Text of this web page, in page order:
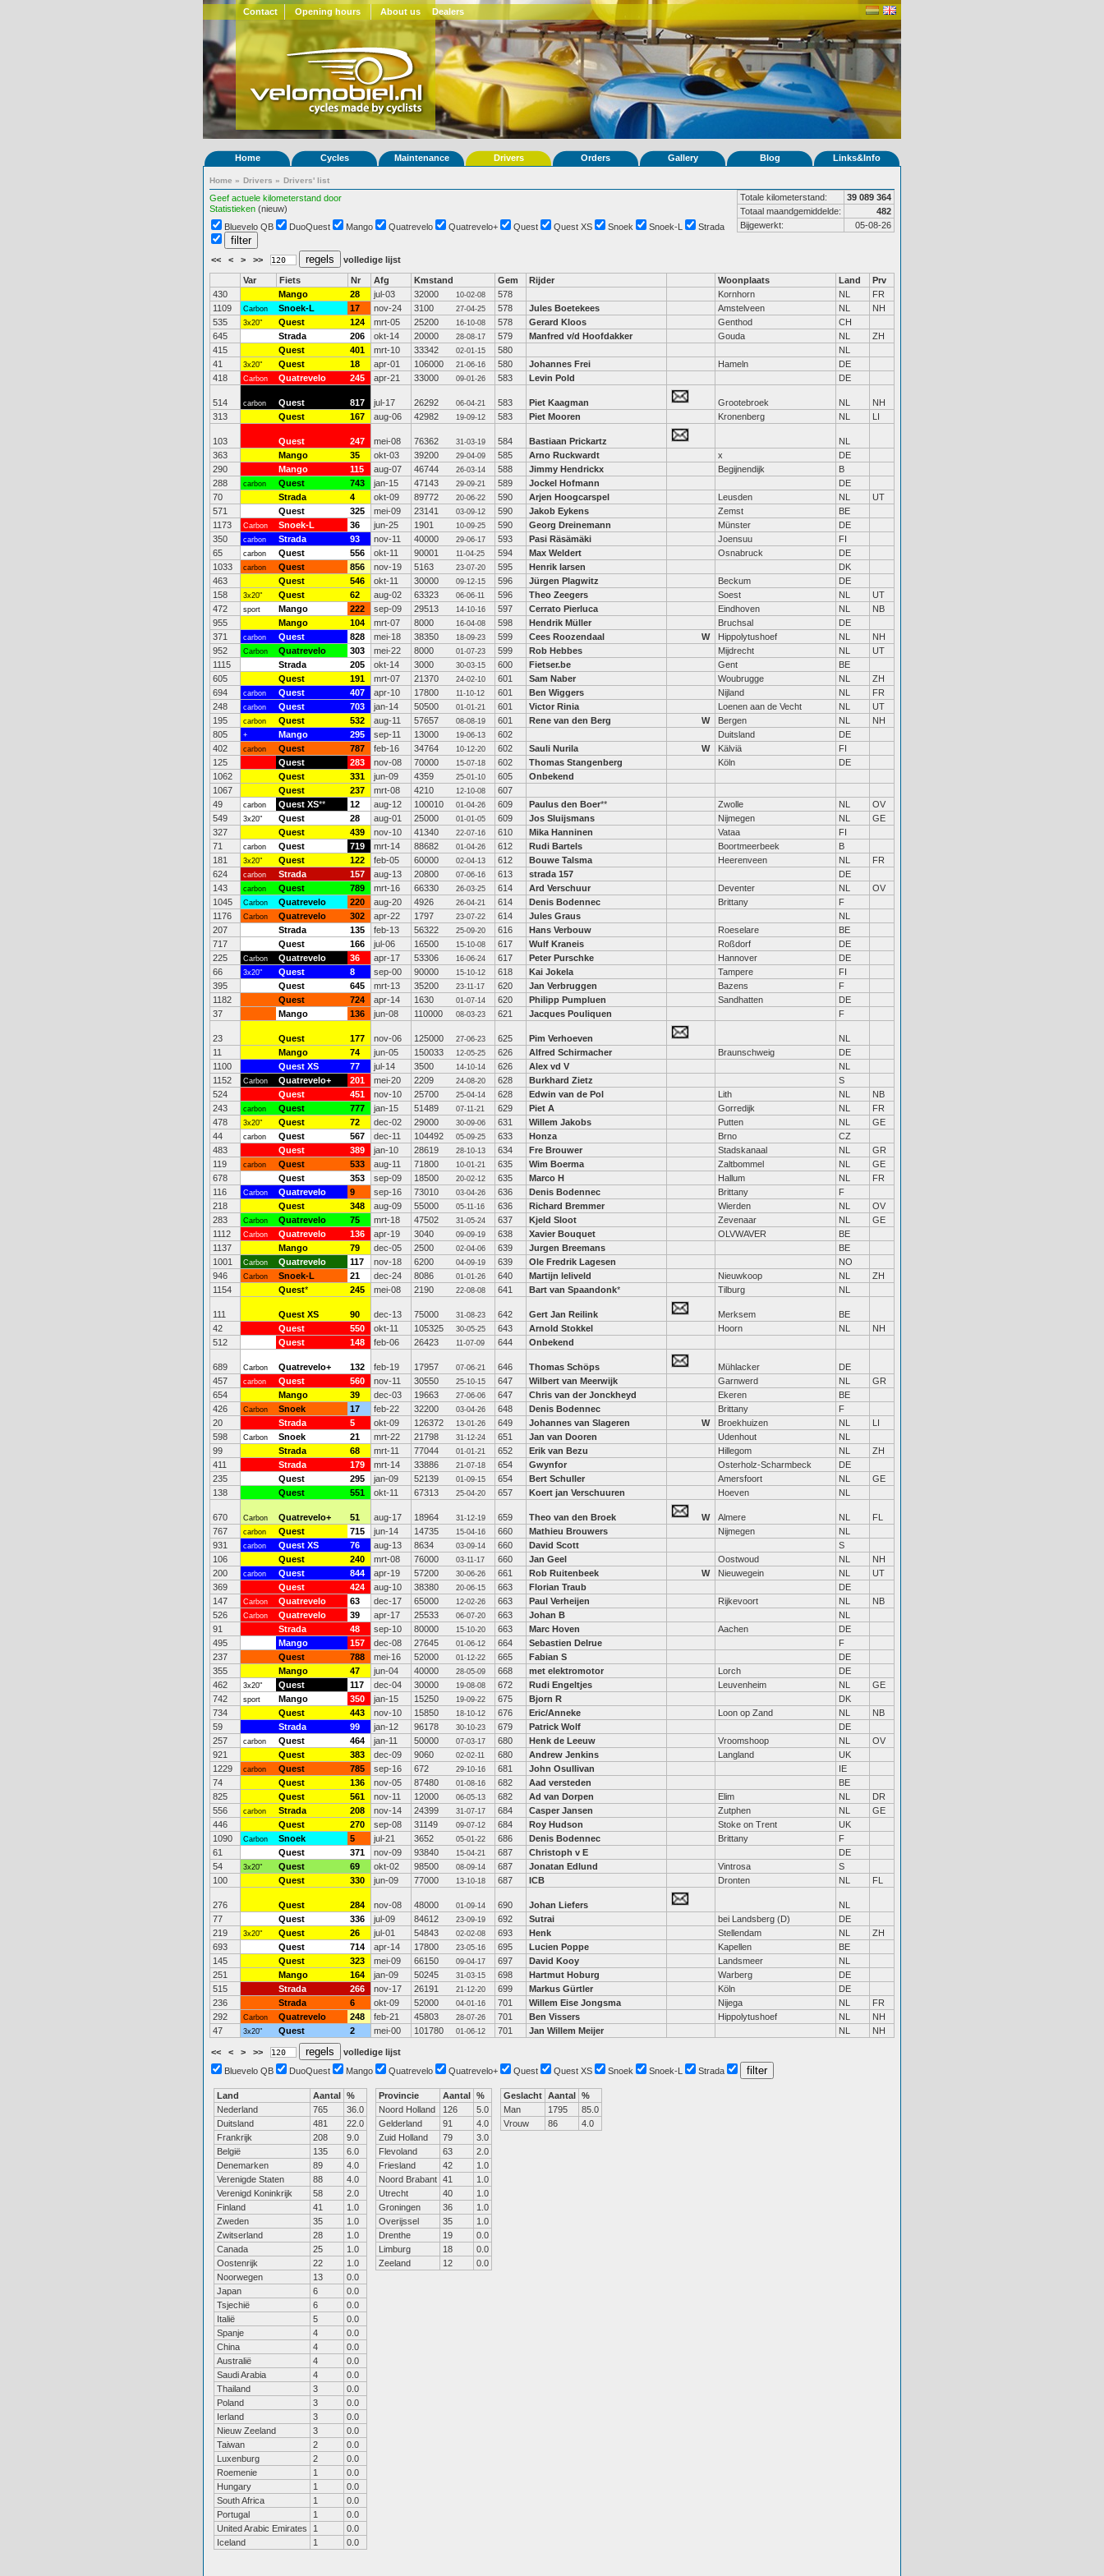
Contact Opening hours About us Dealers
Home Cycles Maintenance Drivers Orders Gallery Blog Links&Info
Home » Drivers » Drivers' list
Geef actuele kilometerstand door
Statistieken (nieuw)
Totale kilometerstand:
39 089 364
Totaal maandgemiddelde:
482
Bijgewerkt:
05-08-26
Bluevelo QB DuoQuest Mango Quatrevelo Quatrevelo+ Quest Quest XS Snoek Snoek-L Strada
<< < > >> volledige lijst
Var Fiets Nr Afg Kmstand Gem Rijder Woonplaats Land
Prv
430
Mango 28 jul-03 32000 10-02-08 578 Kornhorn NL
FR
1109
Carbon Snoek-L 17 nov-24 3100 27-04-25 578 Jules Boetekees Amstelveen NL
NH
535
3x20" Quest 124 mrt-05 25200 16-10-08 578 Gerard Kloos Genthod
CH
645
Strada 206 okt-14 20000 28-08-17 579 Manfred v/d Hoofdakker Gouda NL
ZH
415
Quest 401 mrt-10 33342 02-01-15 580
NL
41
3x20" Quest 18 apr-01 106000 21-06-16 580 Johannes Frei Hameln
DE
418
Carbon Quatrevelo 245 apr-21 33000 09-01-26 583 Levin Pold DE
514 carbon Quest 817 jul-17 26292 06-04-21 583 Piet Kaagman Grootebroek NL
NH
313
Quest 167 aug-06 42982 19-09-12 583 Piet Mooren Kronenberg NL LI
103 Quest 247 mei-08 76362 31-03-19 584 Bastiaan Prickartz
NL
363
Mango 35 okt-03 39200 29-04-09 585 Arno Ruckwardt x
DE
290
Mango 115 aug-07 46744 26-03-14 588 Jimmy Hendrickx Begijnendijk
B
288
carbon Quest 743 jan-15 47143 29-09-21 589 Jockel Hofmann
DE
70
Strada 4 okt-09 89772 20-06-22 590 Arjen Hoogcarspel Leusden NL
UT
571
Quest 325 mei-09 23141 03-09-12 590 Jakob Eykens Zemst
BE
1173
Carbon Snoek-L 36 jun-25 1901 10-09-25 590 Georg Dreinemann Münster
DE
350
carbon Strada 93 nov-11 40000 29-06-17 593 Pasi Räsämäki Joensuu
FI
65
carbon Quest 556 okt-11 90001 11-04-25 594 Max Weldert Osnabruck
DE
1033
carbon Quest 856 nov-19 5163 23-07-20 595 Henrik larsen
DK
463
Quest 546 okt-11 30000 09-12-15 596 Jürgen Plagwitz Beckum
DE
158
3x20" Quest 62 aug-02 63323 06-06-11 596 Theo Zeegers Soest NL
UT
472
sport Mango 222 sep-09 29513 14-10-16 597 Cerrato Pierluca Eindhoven NL
NB
955
Mango 104 mrt-07 8000 16-04-08 598 Hendrik Müller Bruchsal
DE
371
carbon Quest 828 mei-18 38350 18-09-23 599 Cees Roozendaal W Hippolytushoef NL
NH
952
Carbon Quatrevelo 303 mei-22 8000 01-07-23 599 Rob Hebbes Mijdrecht NL
UT
1115
Strada 205 okt-14 3000 30-03-15 600 Fietser.be Gent
BE
605
Quest 191 mrt-07 21370 24-02-10 601 Sam Naber Woubrugge NL
ZH
694
carbon Quest 407 apr-10 17800 11-10-12 601 Ben Wiggers Nijland NL
FR
248
carbon Quest 703 jan-14 50500 01-01-21 601 Victor Rinia Loenen aan de Vecht NL
UT
195
carbon Quest 532 aug-11 57657 08-08-19 601 Rene van den Berg W Bergen NL
NH
805
+ Mango 295 sep-11 13000 19-06-13 602 Duitsland
DE
402
carbon Quest 787 feb-16 34764 10-12-20 602 Sauli Nurila W Kälviä
FI
125
Quest 283 nov-08 70000 15-07-18 602 Thomas Stangenberg Köln
DE
1062
Quest 331 jun-09 4359 25-01-10 605
Onbekend
1067
Quest 237 mrt-08 4210 12-10-08
607
49
carbon Quest XS** 12 aug-12 100010 01-04-26 609 Paulus den Boer** Zwolle NL
OV
549
3x20" Quest 28 aug-01 25000 01-01-05 609 Jos Sluijsmans Nijmegen NL
GE
327
Quest 439 nov-10 41340 22-07-16 610 Mika Hanninen Vataa
FI
71
carbon Quest 719 mrt-14 88682 01-04-26 612 Rudi Bartels Boortmeerbeek
B
181
3x20" Quest 122 feb-05 60000 02-04-13 612 Bouwe Talsma Heerenveen NL
FR
624
carbon Strada 157 aug-13 20800 07-06-16 613 strada 157
DE
143
carbon Quest 789 mrt-16 66330 26-03-25 614 Ard Verschuur Deventer NL
OV
1045
Carbon Quatrevelo 220 aug-20 4926 26-04-21 614 Denis Bodennec Brittany
F
1176
Carbon Quatrevelo 302 apr-22 1797 23-07-22 614 Jules Graus
NL
207
Strada 135 feb-13 56322 25-09-20 616 Hans Verbouw Roeselare
BE
717
Quest 166 jul-06 16500 15-10-08 617 Wulf Kraneis Roßdorf
DE
225
Carbon Quatrevelo 36 apr-17 53306 16-06-24 617 Peter Purschke Hannover
DE
66
3x20" Quest 8 sep-00 90000 15-10-12 618 Kai Jokela Tampere
FI
395
Quest 645 mrt-13 35200 23-11-17 620 Jan Verbruggen Bazens
F
1182
Quest 724 apr-14 1630 01-07-14 620 Philipp Pumpluen Sandhatten
DE
37
Mango 136 jun-08 110000 08-03-23 621 Jacques Pouliquen F
23 Quest 177 nov-06 125000 27-06-23 625 Pim Verhoeven
NL
11
Mango 74 jun-05 150033 12-05-25 626 Alfred Schirmacher Braunschweig
DE
1100
Quest XS 77 jul-14 3500 14-10-14 626 Alex vd V
NL
1152
Carbon Quatrevelo+ 201 mei-20 2209 24-08-20 628 Burkhard Zietz
S
524
Quest 451 nov-10 25700 25-04-14 628 Edwin van de Pol Lith NL
NB
243
carbon Quest 777 jan-15 51489 07-11-21 629 Piet A Gorredijk NL
FR
478
3x20" Quest 72 dec-02 29000 30-09-06 631 Willem Jakobs Putten NL
GE
44
carbon Quest 567 dec-11 104492 05-09-25 633 Honza Brno
CZ
483
Quest 389 jan-10 28619 28-10-13 634 Fre Brouwer Stadskanaal NL
GR
119
carbon Quest 533 aug-11 71800 10-01-21 635 Wim Boerma Zaltbommel NL
GE
678
Quest 353 sep-09 18500 20-02-12 635 Marco H Hallum NL
FR
116
Carbon Quatrevelo 9 sep-16 73010 03-04-26 636 Denis Bodennec Brittany
F
218
Quest 348 aug-09 55000 05-11-16 636 Richard Bremmer Wierden NL
OV
283
Carbon Quatrevelo 75 mrt-18 47502 31-05-24 637 Kjeld Sloot Zevenaar NL
GE
1112
Carbon Quatrevelo 136 apr-19 3040 09-09-19 638 Xavier Bouquet OLVWAVER
BE
1137
Mango 79 dec-05 2500 02-04-06 639 Jurgen Breemans
BE
1001
Carbon Quatrevelo 117 nov-18 6200 04-09-19 639 Ole Fredrik Lagesen
NO
946
Carbon Snoek-L 21 dec-24 8086 01-01-26 640 Martijn leliveld Nieuwkoop NL
ZH
1154
Quest* 245 mei-08 2190 22-08-08 641 Bart van Spaandonk* Tilburg NL
111 Quest XS 90 dec-13 75000 31-08-23 642 Gert Jan Reilink Merksem
BE
42
Quest 550 okt-11 105325 30-05-25 643 Arnold Stokkel Hoorn NL
NH
512
Quest 148 feb-06 26423 11-07-09 644 Onbekend
689 Carbon Quatrevelo+ 132 feb-19 17957 07-06-21 646 Thomas Schöps Mühlacker
DE
457
carbon Quest 560 nov-11 30550 25-10-15 647 Wilbert van Meerwijk Garnwerd NL
GR
654
Mango 39 dec-03 19663 27-06-06 647 Chris van der Jonckheyd Ekeren
BE
426
Carbon Snoek 17 feb-22 32200 03-04-26 648 Denis Bodennec Brittany
F
20
Strada 5 okt-09 126372 13-01-26 649 Johannes van Slageren W Broekhuizen NL
LI
598
Carbon Snoek 21 mrt-22 21798 31-12-24 651 Jan van Dooren Udenhout
NL
99
Strada 68 mrt-11 77044 01-01-21 652 Erik van Bezu Hillegom NL
ZH
411
Strada 179 mrt-14 33886 21-07-18 654 Gwynfor Osterholz-Scharmbeck
DE
235
Quest 295 jan-09 52139 01-09-15 654 Bert Schuller Amersfoort NL
GE
138
Quest 551 okt-11 67313 25-04-20 657 Koert jan Verschuuren Hoeven NL
670 Carbon Quatrevelo+ 51 aug-17 18964 31-12-19 659 Theo van den Broek W Almere NL
FL
767
carbon Quest 715 jun-14 14735 15-04-16 660 Mathieu Brouwers Nijmegen
NL
931
carbon Quest XS 76 aug-13 8634 03-09-14 660 David Scott
S
106
Quest 240 mrt-08 76000 03-11-17 660 Jan Geel Oostwoud NL
NH
200
carbon Quest 844 apr-19 57200 30-06-26 661 Rob Ruitenbeek W Nieuwegein NL
UT
369
Quest 424 aug-10 38380 20-06-15 663 Florian Traub
DE
147
Carbon Quatrevelo 63 dec-17 65000 12-02-26 663 Paul Verheijen Rijkevoort NL
NB
526
Carbon Quatrevelo 39 apr-17 25533 06-07-20 663 Johan B
NL
91
Strada 48 sep-10 80000 15-10-20 663 Marc Hoven Aachen
DE
495
Mango 157 dec-08 27645 01-06-12 664 Sebastien Delrue
F
237
Quest 788 mei-16 52000 01-12-22 665 Fabian S
DE
355
Mango 47 jun-04 40000 28-05-09 668 met elektromotor Lorch
DE
462
3x20" Quest 117 dec-04 30000 19-08-08 672 Rudi Engeltjes Leuvenheim NL
GE
742
sport Mango 350 jan-15 15250 19-09-22 675 Bjorn R
DK
734
Quest 443 nov-10 15850 18-10-12 676 Eric/Anneke Loon op Zand NL
NB
59
Strada 99 jan-12 96178 30-10-23 679 Patrick Wolf
DE
257
carbon Quest 464 jan-11 50000 07-03-17 680 Henk de Leeuw Vroomshoop NL
OV
921
Quest 383 dec-09 9060 02-02-11 680 Andrew Jenkins Langland
UK
1229
carbon Quest 785 sep-16 672 29-10-16 681 John Osullivan
IE
74
Quest 136 nov-05 87480 01-08-16 682 Aad versteden
BE
825
Quest 561 nov-11 12000 06-05-13 682 Ad van Dorpen Elim NL
DR
556
carbon Strada 208 nov-14 24399 31-07-17 684 Casper Jansen Zutphen NL
GE
446
Quest 270 sep-08 31149 09-07-12 684 Roy Hudson Stoke on Trent
UK
1090
Carbon Snoek 5 jul-21 3652 05-01-22 686 Denis Bodennec Brittany
F
61
Quest 371 nov-09 93840 15-04-21 687 Christoph v E
DE
54
3x20" Quest 69 okt-02 98500 08-09-14 687 Jonatan Edlund Vintrosa
S
100
Quest 330 jun-09 77000 13-10-18 687 ICB Dronten NL FL
276 Quest 284 nov-08 48000 01-09-14 690 Johan Liefers
NL
77
Quest 336 jul-09 84612 23-09-19 692 Sutrai bei Landsberg (D)
DE
219
3x20" Quest 26 jul-01 54843 02-02-08 693 Henk Stellendam NL
ZH
693
Quest 714 apr-14 17800 23-05-16 695 Lucien Poppe Kapellen
BE
145
Quest 323 mei-09 66150 09-04-17 697 David Kooy Landsmeer
NL
251
Mango 164 jan-09 50245 31-03-15 698 Hartmut Hoburg Warberg
DE
515
Strada 266 nov-17 26191 21-12-20 699 Markus Gürtler Köln
DE
236
Strada 6 okt-09 52000 04-01-16 701 Willem Eise Jongsma Nijega NL
FR
292
Carbon Quatrevelo 248 feb-21 45803 28-07-26 701 Ben Vissers Hippolytushoef NL
NH
47
3x20" Quest 2 mei-00 101780 01-06-12 701 Jan Willem Meijer NL NH
<< < > >>
volledige lijst
Bluevelo QB
DuoQuest Mango Quatrevelo Quatrevelo+ Quest Quest XS Snoek Snoek-L Strada
Land Aantal %
Nederland
765
36.0
Duitsland
481
22.0
Frankrijk
208
9.0
België
135
6.0
Denemarken
89
4.0
Verenigde Staten
88
4.0
Verenigd Koninkrijk
58
2.0
Finland
41
1.0
Zweden
35
1.0
Zwitserland
28
1.0
Canada
25
1.0
Oostenrijk
22
1.0
Noorwegen
13
0.0
Japan
6
0.0
Tsjechië
6
0.0
Italië
5
0.0
Spanje
4
0.0
China
4
0.0
Australië
4
0.0
Saudi Arabia
4
0.0
Thailand
3
0.0
Poland
3
0.0
Ierland
3
0.0
Nieuw Zeeland
3
0.0
Taiwan
2
0.0
Luxenburg
2
0.0
Roemenie
1
0.0
Hungary
1
0.0
South Africa
1
0.0
Portugal
1
0.0
United Arabic Emirates
1
0.0
Iceland
1 0.0
Provincie Aantal %
Noord Holland
126
5.0
Gelderland
91
4.0
Zuid Holland
79
3.0
Flevoland
63
2.0
Friesland
42
1.0
Noord Brabant 41
1.0
Utrecht
40
1.0
Groningen
36
1.0
Overijssel
35
1.0
Drenthe
19
0.0
Limburg
18
0.0
Zeeland
12 0.0
Geslacht Aantal %
Man
1795
85.0
Vrouw
86 4.0